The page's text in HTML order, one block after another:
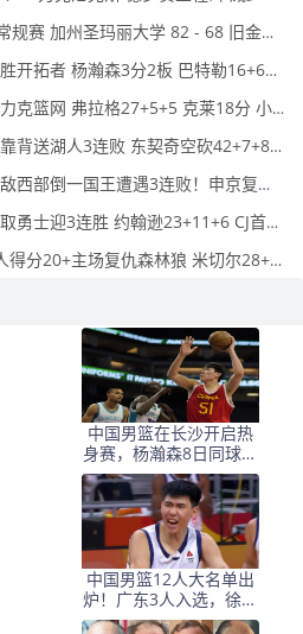
2026年01月14日 NCAA常规赛 加州圣玛丽大学 82 - 68 旧金山大学 全场集锦
2026年01月14日 勇士大胜开拓者 杨瀚森3分2板 巴特勒16+6+5 库里9中2送11助
2026年01月13日 独行侠力克篮网 弗拉格27+5+5 克莱18分 小波特28+9
2026年01月13日 国王背靠背送湖人3连败 东契奇空砍42+7+8+4断 威少22+5+7
2026年01月12日 火箭不敌西部倒一国王遭遇3连败！申京复出19+9 阿门31+13+6
2026年01月12日 老鹰轻取勇士迎3连胜 约翰逊23+11+6 CJ首秀12分 库里31+5
2026年01月11日 骑士5人得分20+主场复仇森林狼 米切尔28+8 爱德华兹25+5
中国男篮在长沙开启热
身赛，杨瀚森8日同球队
会合
中国男篮12人大名单出
炉！广东3人入选，徐昕
国家队首秀，胡明轩轮